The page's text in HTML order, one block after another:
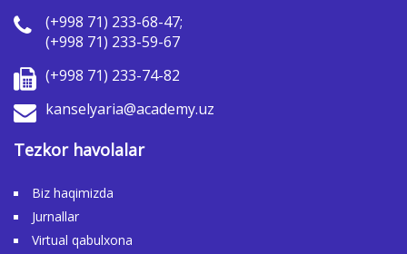
(+998 71) 233-68-47;
(+998 71) 233-59-67
(+998 71) 233-74-82
kanselyaria@academy.uz
Tezkor havolalar
Biz haqimizda
Jurnallar
Virtual qabulxona